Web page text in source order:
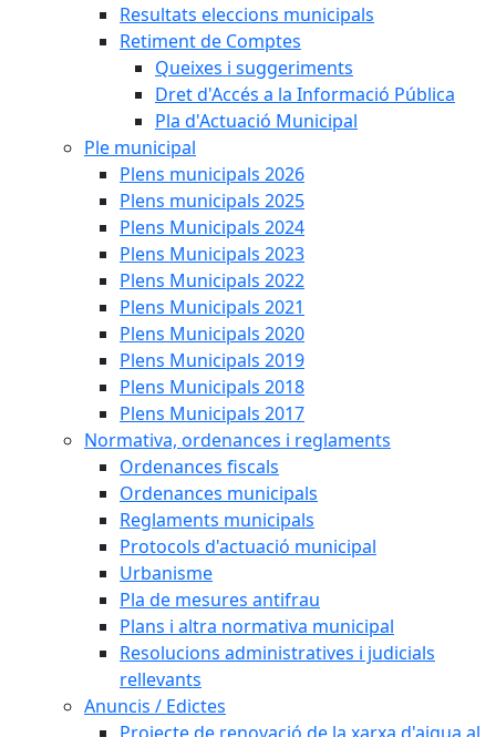
Resultats eleccions municipals
Retiment de Comptes
Queixes i suggeriments
Dret d'Accés a la Informació Pública
Pla d'Actuació Municipal
Ple municipal
Plens municipals 2026
Plens municipals 2025
Plens Municipals 2024
Plens Municipals 2023
Plens Municipals 2022
Plens Municipals 2021
Plens Municipals 2020
Plens Municipals 2019
Plens Municipals 2018
Plens Municipals 2017
Normativa, ordenances i reglaments
Ordenances fiscals
Ordenances municipals
Reglaments municipals
Protocols d'actuació municipal
Urbanisme
Pla de mesures antifrau
Plans i altra normativa municipal
Resolucions administratives i judicials
rellevants
Anuncis / Edictes